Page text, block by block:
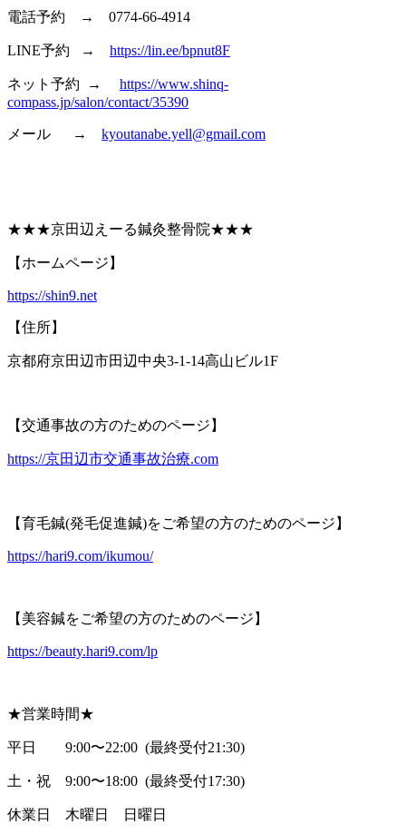
電話予約 → 0774-66-4914
LINE予約 → https://lin.ee/bpnut8F
ネット予約 → https://www.shinq-
compass.jp/salon/contact/35390
メール → kyoutanabe.yell@gmail.com
★★★京田辺えーる鍼灸整骨院★★★
【ホームページ】
https://shin9.net
【住所】
京都府京田辺市田辺中央3-1-14高山ビル1F
【交通事故の方のためのページ】
https://京田辺市交通事故治療.com
【育毛鍼(発毛促進鍼)をご希望の方のためのページ】
https://hari9.com/ikumou/
【美容鍼をご希望の方のためのページ】
https://beauty.hari9.com/lp
★営業時間★
平日 9:00〜22:00 (最終受付21:30)
土・祝 9:00〜18:00 (最終受付17:30)
休業日 木曜日 日曜日